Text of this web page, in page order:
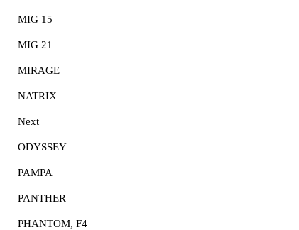
MIG 15
MIG 21
MIRAGE
NATRIX
Next
ODYSSEY
PAMPA
PANTHER
PHANTOM, F4